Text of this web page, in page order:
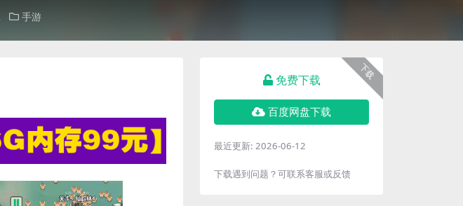
手游
下载
免费下载
百度网盘下载
最近更新: 2026-06-12
下载遇到问题？可联系客服或反馈